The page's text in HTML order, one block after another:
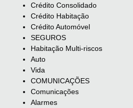
Crédito Consolidado
Crédito Habitação
Crédito Automóvel
SEGUROS
Habitação Multi-riscos
Auto
Vida
COMUNICAÇÕES
Comunicações
Alarmes